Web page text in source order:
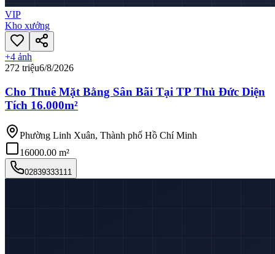
VIP
Kho xưởng
+4 ảnh
272 triệu6/8/2026
Cho Thuê Mặt Bằng Sân Bãi Tại TP Thủ Đức Diện
Tích 16.000m²
Phường Linh Xuân, Thành phố Hồ Chí Minh
16000.00 m²
02839333111